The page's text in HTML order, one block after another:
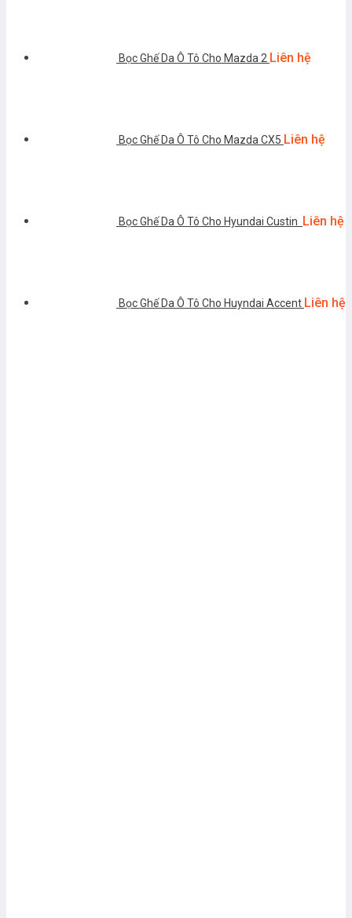
Bọc Ghế Da Ô Tô Cho Mazda 2 Liên hệ
Bọc Ghế Da Ô Tô Cho Mazda CX5 Liên hệ
Bọc Ghế Da Ô Tô Cho Hyundai Custin Liên hệ
Bọc Ghế Da Ô Tô Cho Huyndai Accent Liên hệ